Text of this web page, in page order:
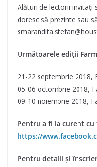
Alături de lectorii invitați
doresc să prezinte sau
Următoarele ediții
21-22 septembrie 2018,
05-06 octombrie 2018,
09-10 noiembrie 2018,
Pentru a fi la curent
https://
Pentru detalii și